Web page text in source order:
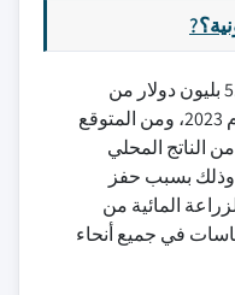
وكان حجم سوق الهيدروبونات 5.2 بليون دولار من
دولارات الولايات المتحدة في عام 2023، ومن المتوقع
في المائة من الناتج المحلي
في الفترة 2024-2032، وذلك بسبب حفز
المائية من
في جميع أنحاء